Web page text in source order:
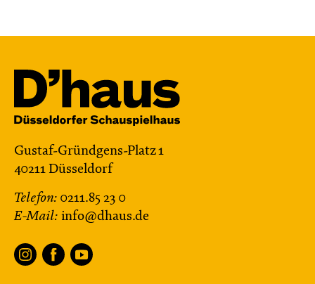
Gustaf-Gründgens-Platz 1
40211 Düsseldorf
Telefon: 0211.85 23 0
E-Mail: info@dhaus.de